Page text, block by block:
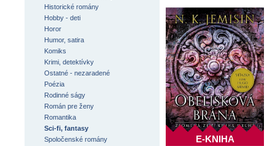
E-KNIHA
Historické romány
Hobby - deti
Horor
Humor, satira
Komiks
Krimi, detektívky
Ostatné - nezaradené
Poézia
Rodinné ságy
Román pre ženy
Romantika
Sci-fi, fantasy
Spoločenské romány